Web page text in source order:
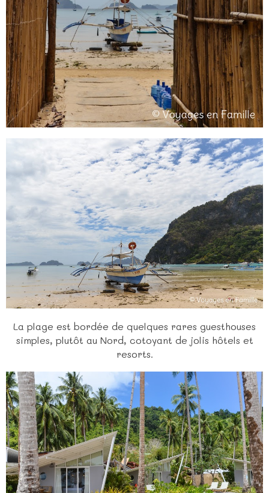
La plage est bordée de quelques rares guesthouses
simples, plutôt au Nord, cotoyant de jolis hôtels et
resorts.